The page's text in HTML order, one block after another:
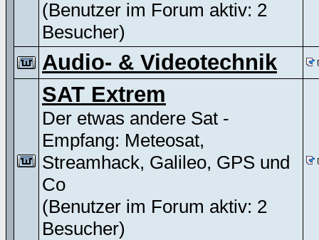
(Benutzer im Forum aktiv: 2
Besucher)
Audio- & Videotechnik
SAT Extrem
Der etwas andere Sat -
Empfang: Meteosat,
Streamhack, Galileo, GPS und
Co
(Benutzer im Forum aktiv: 2
Besucher)